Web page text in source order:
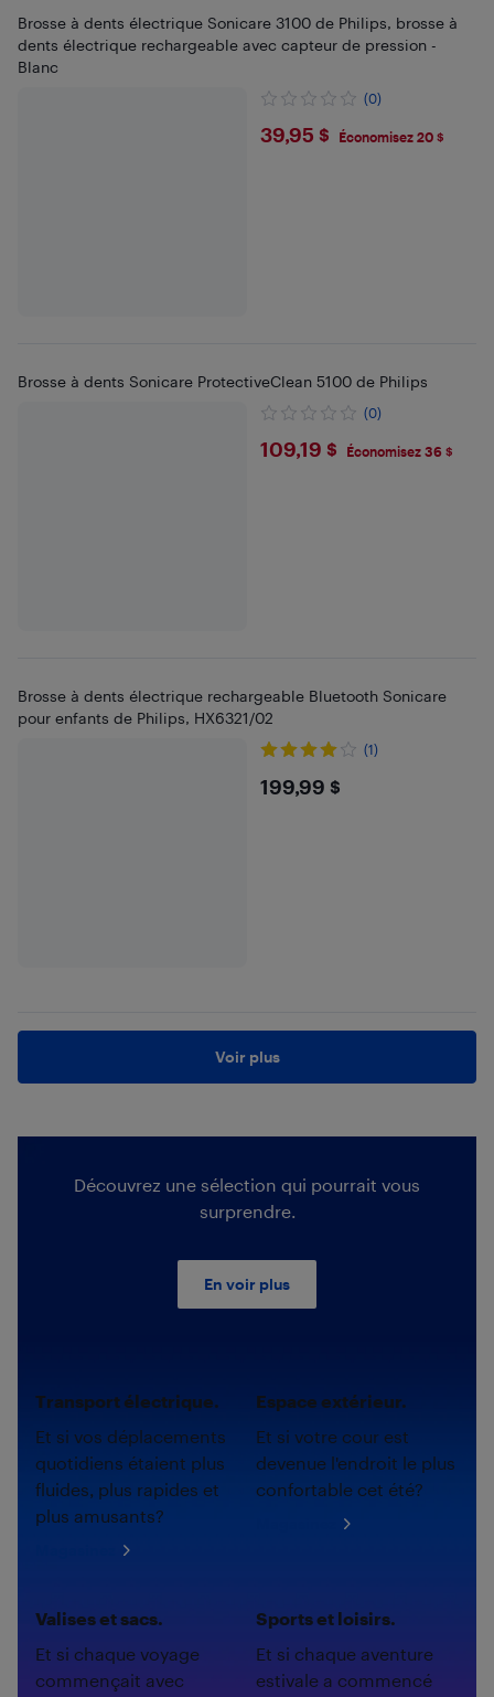
Brosse à dents électrique Sonicare 3100 de Philips, brosse à
dents électrique rechargeable avec capteur de pression -
Blanc
(0)
$39.95
39,95 $ Économisez 20 $
Brosse à dents Sonicare ProtectiveClean 5100 de Philips
(0)
$109.19
109,19 $ Économisez 36 $
Brosse à dents électrique rechargeable Bluetooth Sonicare
pour enfants de Philips, HX6321/02
(1)
$199.99
199,99 $
Voir plus
Découvrez une sélection qui pourrait vous
surprendre.
En voir plus
Transport électrique.
Et si vos déplacements
quotidiens étaient plus
fluides, plus rapides et
plus amusants?
Espace extérieur.
Et si votre cour est
devenue l'endroit le plus
confortable cet été?
Valises et sacs.
Et si chaque voyage
commençait avec
Sports et loisirs.
Et si chaque aventure
estivale a commencé